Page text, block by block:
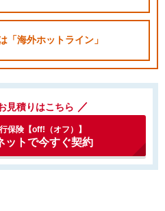
「海外ホットライン」
見積りはこちら
保険【off!（オフ）】
ットで今すぐ契約